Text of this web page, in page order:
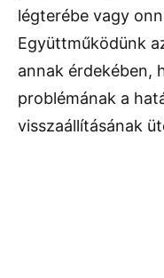
légterébe vagy
Együttműködünk
annak érdekében,
problémának a
visszaállításának